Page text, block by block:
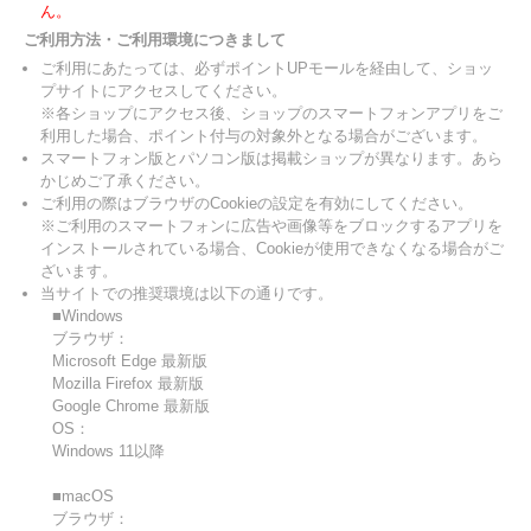
ん。
ご利用方法・ご利用環境につきまして
ご利用にあたっては、必ずポイントUPモールを経由して、ショッ
プサイトにアクセスしてください。
※各ショップにアクセス後、ショップのスマートフォンアプリをご
利用した場合、ポイント付与の対象外となる場合がございます。
スマートフォン版とパソコン版は掲載ショップが異なります。あら
かじめご了承ください。
ご利用の際はブラウザのCookieの設定を有効にしてください。
※ご利用のスマートフォンに広告や画像等をブロックするアプリを
インストールされている場合、Cookieが使用できなくなる場合がご
ざいます。
当サイトでの推奨環境は以下の通りです。
■Windows
ブラウザ：
Microsoft Edge 最新版
Mozilla Firefox 最新版
Google Chrome 最新版
OS：
Windows 11以降
■macOS
ブラウザ：